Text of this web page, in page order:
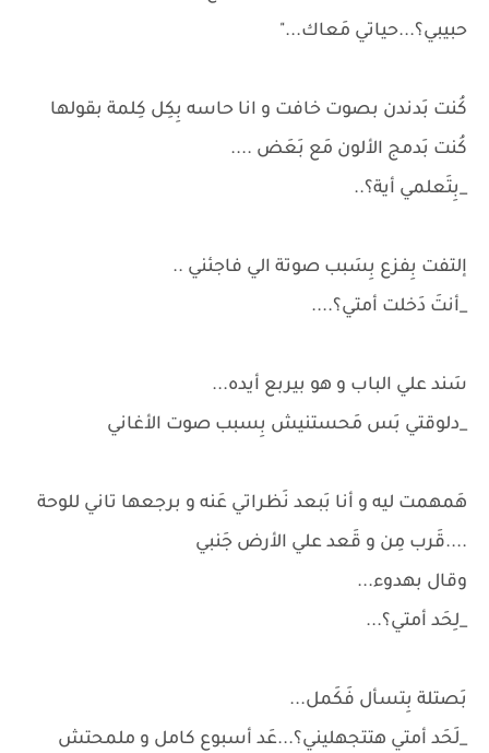
حبيبي؟...حياتي مَعاك..."
كُنت بَدندن بصوت خافت و انا حاسه بِكِل كِلمة بقولها
كُنت بَدمج الألون مَع بَعَض ....
_بِتَعلمي أية؟..
إلتفت بِفزع بِسَبب صوتة الي فاجئني ..
_أنتَ دَخلت أمتي؟....
سَند علي الباب و هو بيربع أيده...
_دلوقتي بَس مَحستنيش بِسبب صوت الأغاني
هَمهمت ليه و أنا بَبعد نَظراتي عَنه و برجعها تاني للوحة
....قَرب مِن و قَعد علي الأرض جَنبي
وقال بهدوء...
_لِحَد أمتي؟...
بَصتلة بِتسأل فَكَمل...
_لَحَد أمتي هتتجهليني؟...عَد أسبوع كامل و ملمحتش